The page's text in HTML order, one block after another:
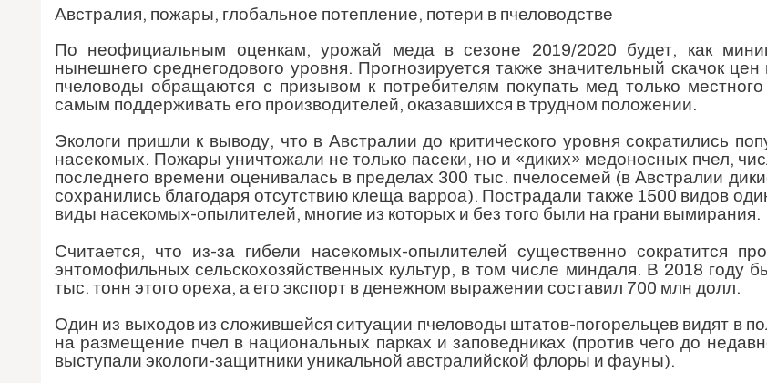
Австралия, пожары, глобальное потепление, потери в пчеловодстве
По неофициальным оценкам, урожай меда в сезоне 2019/2020 будет, как
нынешнего среднегодового уровня. Прогнозируется также значительный скачок
пчеловоды обращаются с призывом к потребителям покупать мед только
самым поддерживать его производителей, оказавшихся в трудном положении.
Экологи пришли к выводу, что в Австралии до критического уровня сократились
насекомых. Пожары уничтожали не только пасеки, но и «диких» медоносных пчел,
последнего времени оценивалась в пределах 300 тыс. пчелосемей (в Австралии
сохранились благодаря отсутствию клеща варроа). Пострадали также 1500 видов
виды насекомых-опылителей, многие из которых и без того были на грани вымирания.
Считается, что из-за гибели насекомых-опылителей существенно сократится
энтомофильных сельскохозяйственных культур, в том числе миндаля. В 2018 году
тыс. тонн этого ореха, а его экспорт в денежном выражении составил 700 млн долл.
Один из выходов из сложившейся ситуации пчеловоды штатов-погорельцев видят в
на размещение пчел в национальных парках и заповедниках (против чего до
выступали экологи-защитники уникальной австралийской флоры и фауны).